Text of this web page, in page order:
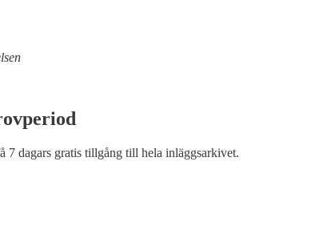
7 dagars gratis tillgång till hela inläggsarkivet.